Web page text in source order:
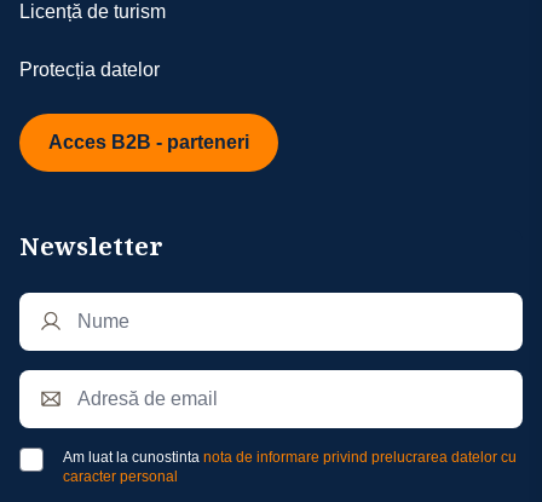
Licență de turism
Protecția datelor
Acces B2B - parteneri
Newsletter
Am luat la cunostinta nota de informare privind prelucrarea datelor cu
caracter personal